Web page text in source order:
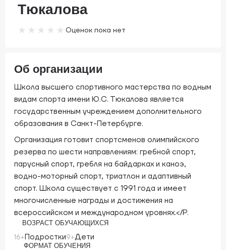
Тюкалова
Оценок
★★★★★
★★★★★ Оценок пока нет
Об организации
Школа высшего спортивного мастерства по водным
видам спорта имени Ю.С. Тюкалова является
государственным учреждением дополнительного
образования в Санкт-Петербурге.
Организация готовит спортсменов олимпийского
резерва по шести направлениям: гребной спорт,
парусный спорт, гребля на байдарках и каноэ,
водно-моторный спорт, триатлон и адаптивный
спорт. Школа существует с 1991 года и имеет
многочисленные награды и достижения на
всероссийском и международном уровнях.</P.
ВОЗРАСТ ОБУЧАЮЩИХСЯ
16+Подростки9+Дети
ФОРМАТ ОБУЧЕНИЯ